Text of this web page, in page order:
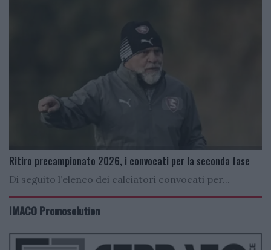
Ritiro precampionato 2026, i convocati per la seconda fase
Di seguito l’elenco dei calciatori convocati per...
IMACO Promosolution